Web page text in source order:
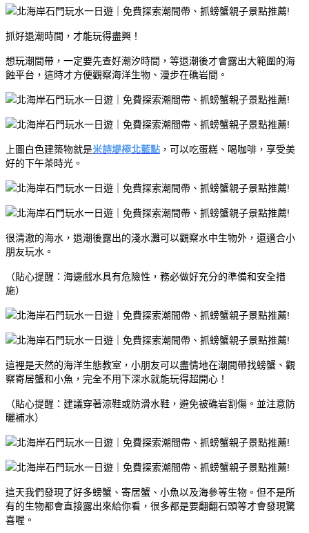
抓好退潮時間，才能玩得盡興！
想玩潮間帶，一定要先查好潮汐時間，等退潮後才會露出大範圍的海
蝕平台，這時才方便觀察海洋生物、漫步在礁岩間。
上圖白色建築物就是米詩堤極北藍點 ，可以吃蛋糕、喝咖啡，享受美
好的下午茶時光。
很清澈的海水，退潮後露出的淺水灘可以觀察水中生物外，還適合小
朋友玩水。
（貼心提醒：海邊戲水具有危險性，務必做好充分的準備和安全措
施）
這裡是天然的海洋生態教室，小朋友可以盡情地在潮間帶找螃蟹、觀
察寄居蟹和小魚，完全不用下深水就能玩得超開心！
（貼心提醒：建議穿著涼鞋或防滑水鞋，避免被礁岩割傷。並注意防
曬補水）
這天我們發現了好多螃蟹、寄居蟹、小魚以及海參等生物。但不是所
有的生物都會直接露出來給你看，很多都是要翻翻石頭等才會發現驚
喜喔。